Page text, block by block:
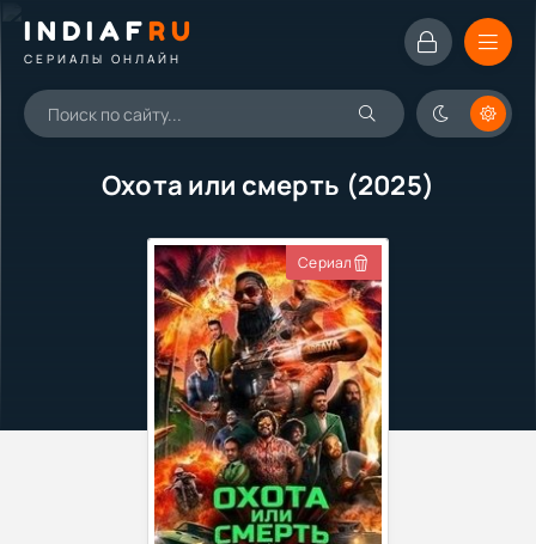
INDIAFRU
СЕРИАЛЫ ОНЛАЙН
Охота или смерть (2025)
Сериал